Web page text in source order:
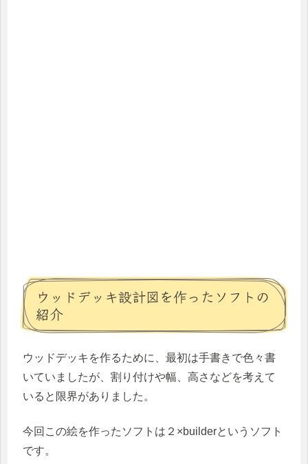
ウッドデッキ設計図を作ったソフトの
紹介
ウッドデッキを作るために、最初は手書きで色々書
いていましたが、割り付けや幅、高さなどを考えて
いると限界がありました。
今回この絵を作ったソフトは２×builderというソフト
です。